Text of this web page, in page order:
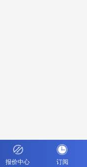
报价中心 订阅